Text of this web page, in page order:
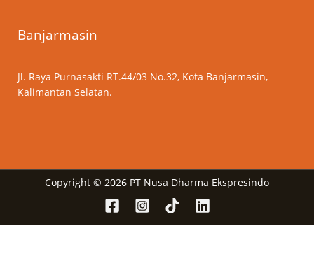
Banjarmasin
Jl. Raya Purnasakti RT.44/03 No.32, Kota Banjarmasin,
Kalimantan Selatan.
Copyright © 2026 PT Nusa Dharma Ekspresindo